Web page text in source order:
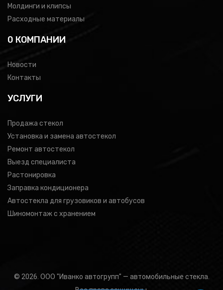
Молдинги и клипсы
Расходные материалы
0 КОМПАНИИ
Новости
Контакты
УСЛУГИ
Продажа стекол
Установка и замена автостекол
Ремонт автостекол
Выезд специалиста
Растонировка
Заправка кондиционера
Автостекла для грузовиков и автобусов
Шиномонтаж с хранением
© 2026. ООО "Иванко автогрупп" — автомобильные стекла.